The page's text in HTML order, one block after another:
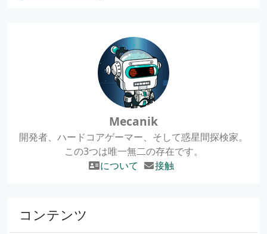
Mecanik
開発者、ハードコアゲーマー、そして惑星間探検家。
この3つは唯一無二の存在です。
について
接触
コンテンツ